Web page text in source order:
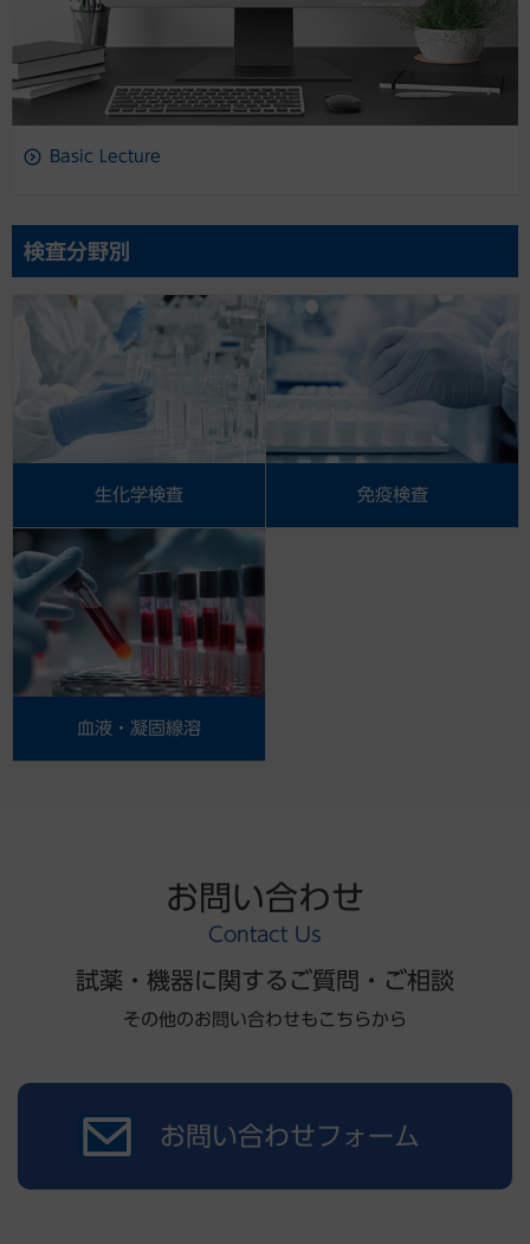
Basic Lecture
検査分野別
生化学検査 免疫検査
血液・凝固線溶
お問い合わせ
Contact Us
試薬・機器に関するご質問・ご相談
その他のお問い合わせもこちらから
お問い合わせフォーム